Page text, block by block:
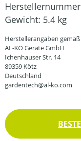
Gewicht: 5.4 kg
Herstellerangaben
AL-KO Geräte GmbH
Ichenhauser Str. 14
89359 Kötz
Deutschland
gardentech@al-ko.com